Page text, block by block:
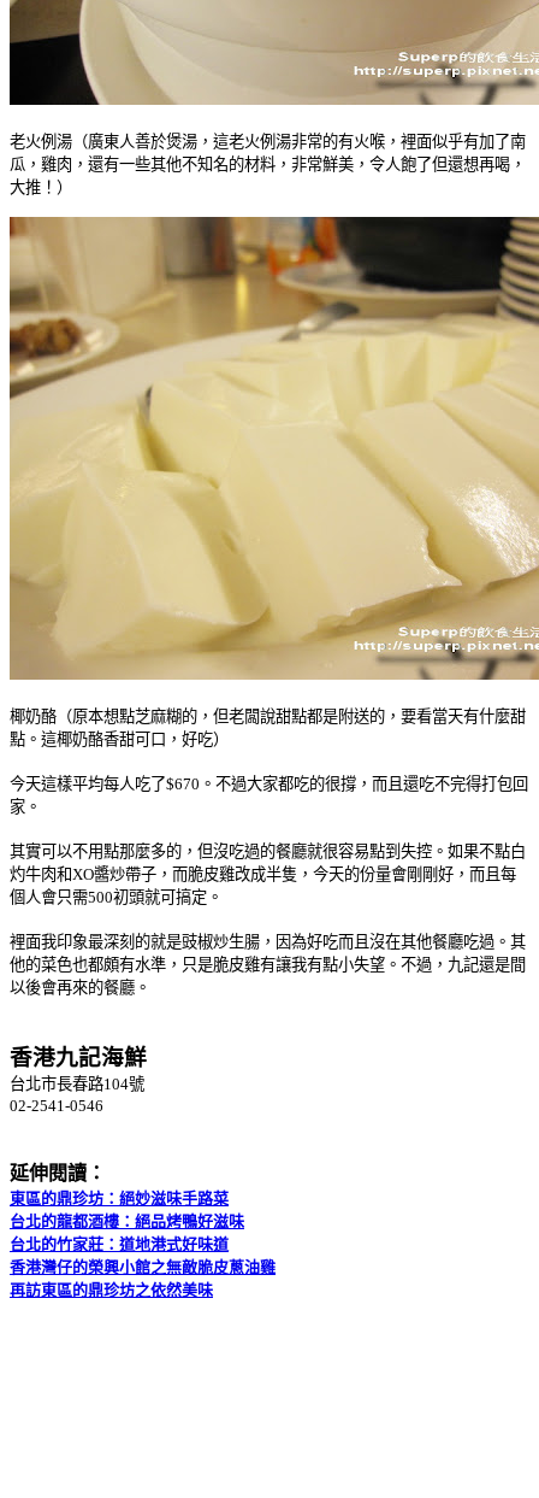
老火例湯（廣東人善於煲湯，這老火例湯非常的有火喉，裡面似乎有加了南
瓜，雞肉，還有一些其他不知名的材料，非常鮮美，令人飽了但還想再喝，
大推！）
椰奶酪（原本想點芝麻糊的，但老闆說甜點都是附送的，要看當天有什麼甜
點。這椰奶酪香甜可口，好吃）
今天這樣平均每人吃了$670。不過大家都吃的很撐，而且還吃不完得打包回
家。
其實可以不用點那麼多的，但沒吃過的餐廳就很容易點到失控。如果不點白
灼牛肉和XO醬炒帶子，而脆皮雞改成半隻，今天的份量會剛剛好，而且每
個人會只需500初頭就可搞定。
裡面我印象最深刻的就是豉椒炒生腸，因為好吃而且沒在其他餐廳吃過。其
他的菜色也都頗有水準，只是脆皮雞有讓我有點小失望。不過，九記還是間
以後會再來的餐廳。
香港九記海鮮
台北市長春路104號
02-2541-0546
延伸閱讀：
東區的鼎珍坊：絕妙滋味手路菜
台北的龍都酒樓：絕品烤鴨好滋味
台北的竹家莊：道地港式好味道
香港灣仔的榮興小館之無敵脆皮蔥油雞
再訪東區的鼎珍坊之依然美味